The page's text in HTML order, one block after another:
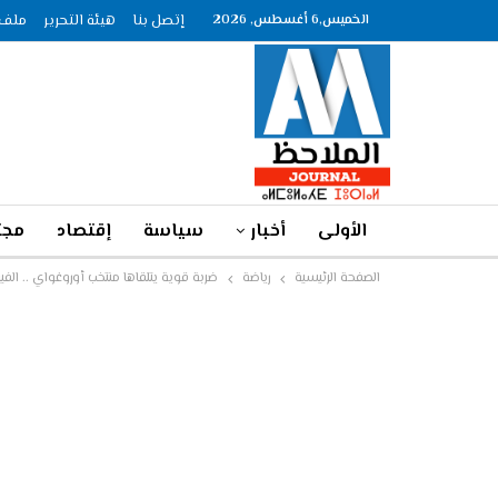
الخميس,6 أغسطس, 2026 إتصل بنا هيئة التحرير ملف
الأولى أخبار سياسة إقتصاد
الصفحة الرئيسية رياضة ضربة قوية يتلقاها منتخب أوروغواي ..